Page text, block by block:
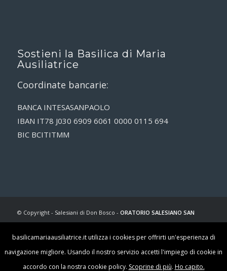
Sostieni la Basilica di Maria
Ausiliatrice
Coordinate bancarie:
BANCA INTESASANPAOLO
IBAN IT78 J030 6909 6061 0000 0115 694
BIC BCITITMM
© Copyright - Salesiani di Don Bosco - ORATORIO SALESIANO SAN
10152 Torino (TO) - Informazioni 0115224822 |Cookie Policy|Privacy
Policy| DPO
basilicamariaausiliatrice.it utilizza i cookies per offrirti un'esperienza di
navigazione migliore. Usando il nostro servizio accetti l'impiego di cookie in
accordo con la nostra cookie policy. Scoprine di più. Ho capito.